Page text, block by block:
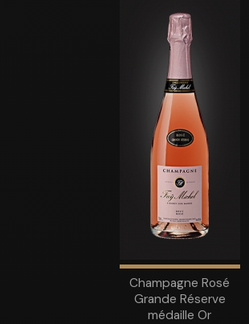
Champagne Rosé
Grande Réserve
médaille Or